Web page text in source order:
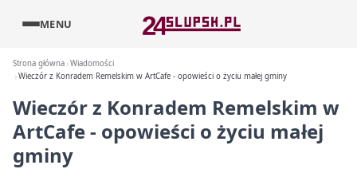
MENU
Strona główna Wiadomości
Wieczór z Konradem Remelskim w ArtCafe - opowieści o życiu małej gminy
Wieczór z Konradem Remelskim w
ArtCafe - opowieści o życiu małej
gminy